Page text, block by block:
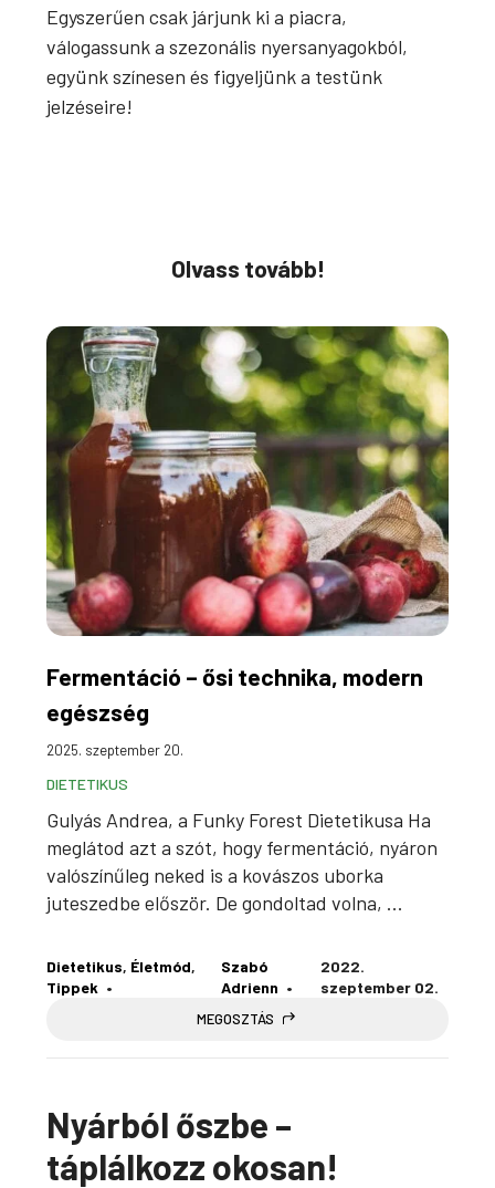
Egyszerűen csak járjunk ki a piacra,
válogassunk a szezonális nyersanyagokból,
együnk színesen és figyeljünk a testünk
jelzéseire!
Olvass tovább!
Fermentáció – ősi technika, modern
egészség
2025. szeptember 20.
DIETETIKUS
Gulyás Andrea, a Funky Forest Dietetikusa Ha
meglátod azt a szót, hogy fermentáció, nyáron
valószínűleg neked is a kovászos uborka
juteszedbe először. De gondoltad volna, ...
Dietetikus, Életmód
Tippek
Szabó
Adrienn
2022.
szeptember 02.
MEGOSZTÁS
Nyárból őszbe –
táplálkozz okosan!